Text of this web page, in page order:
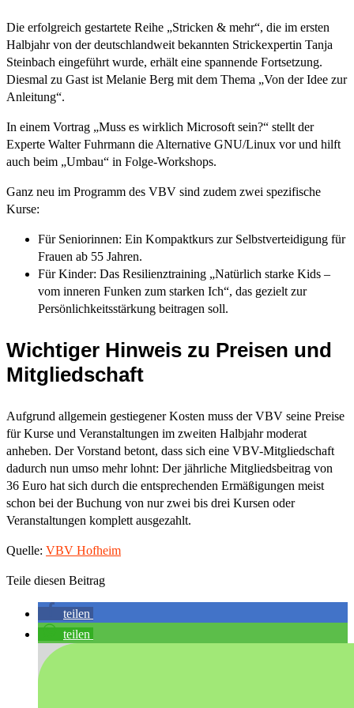
Die erfolgreich gestartete Reihe „Stricken & mehr“, die im ersten
Halbjahr von der deutschlandweit bekannten Strickexpertin Tanja
Steinbach eingeführt wurde, erhält eine spannende Fortsetzung.
Diesmal zu Gast ist Melanie Berg mit dem Thema „Von der Idee zur
Anleitung“.
In einem Vortrag „Muss es wirklich Microsoft sein?“ stellt der
Experte Walter Fuhrmann die Alternative GNU/Linux vor und hilft
auch beim „Umbau“ in Folge-Workshops.
Ganz neu im Programm des VBV sind zudem zwei spezifische
Kurse:
Für Seniorinnen: Ein Kompaktkurs zur Selbstverteidigung für
Frauen ab 55 Jahren.
Für Kinder: Das Resilienztraining „Natürlich starke Kids –
vom inneren Funken zum starken Ich“, das gezielt zur
Persönlichkeitsstärkung beitragen soll.
Wichtiger Hinweis zu Preisen und
Mitgliedschaft
Aufgrund allgemein gestiegener Kosten muss der VBV seine Preise
für Kurse und Veranstaltungen im zweiten Halbjahr moderat
anheben. Der Vorstand betont, dass sich eine VBV-Mitgliedschaft
dadurch nun umso mehr lohnt: Der jährliche Mitgliedsbeitrag von
36 Euro hat sich durch die entsprechenden Ermäßigungen meist
schon bei der Buchung von nur zwei bis drei Kursen oder
Veranstaltungen komplett ausgezahlt.
Quelle: VBV Hofheim
Teile diesen Beitrag
teilen
teilen